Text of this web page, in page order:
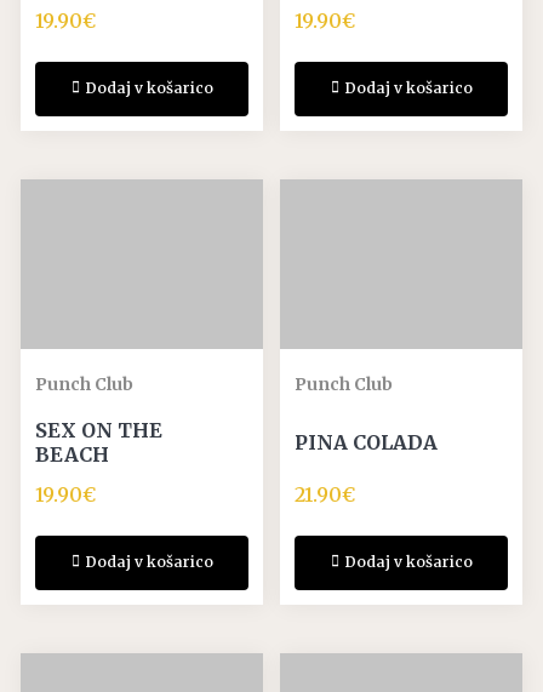
19.90€
Dodaj v košarico
19.90€
Dodaj v košarico
Punch Club
SEX ON THE
BEACH
19.90€
Dodaj v košarico
Punch Club
PINA COLADA
21.90€
Dodaj v košarico